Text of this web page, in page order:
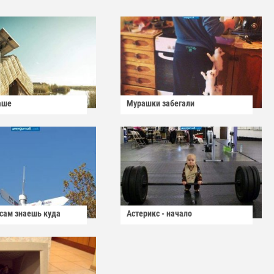
Мурашки забегали
знаешь куда Астерикс - начало